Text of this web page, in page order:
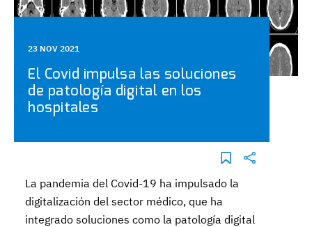
23 NOV 2021
El Covid impulsa las soluciones
de patología digital en los
hospitales
La pandemia del Covid-19 ha impulsado la
digitalización del sector médico, que ha
integrado soluciones como la patología digital